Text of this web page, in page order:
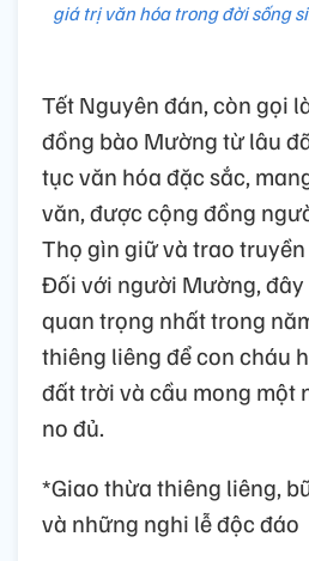
giá trị văn hóa trong đời sống
Tết Nguyên đán, còn gọi
đồng bào Mường từ lâu
tục văn hóa đặc sắc,
văn, được cộng đồng
Thọ gìn giữ và trao
Đối với người Mường, đây
quan trọng nhất trong
thiêng liêng để con cháu
đất trời và cầu mong một
no đủ.
*Giao thừa thiêng liêng,
và những nghi lễ độc đáo